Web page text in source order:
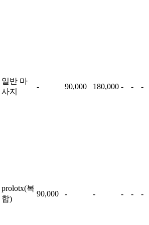
일반 마
사지
- 90,000 180,000 - - -
prolotx(복
합)
90,000 - - - - -